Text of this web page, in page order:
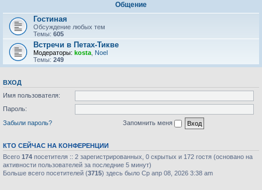
Общение
Гостиная
Обсуждение любых тем
Темы: 605
Встречи в Петах-Тикве
Модераторы: kosta Noel
Темы: 249
ВХОД
Имя пользователя:
Пароль:
Забыли пароль?
Запомнить меня
КТО СЕЙЧАС НА КОНФЕРЕНЦИИ
Всего 174 посетителя :: 2 зарегистрированных, 0 скрытых и 172 гостя (основано на
активности пользователей за последние 5 минут)
Больше всего посетителей (3715) здесь было Ср апр 08, 2026 3:38 am